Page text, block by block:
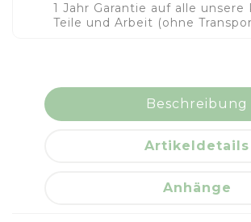
1 Jahr Garantie auf alle unsere
Teile und Arbeit (ohne
Beschreibung
Artikeldetails
Anhänge